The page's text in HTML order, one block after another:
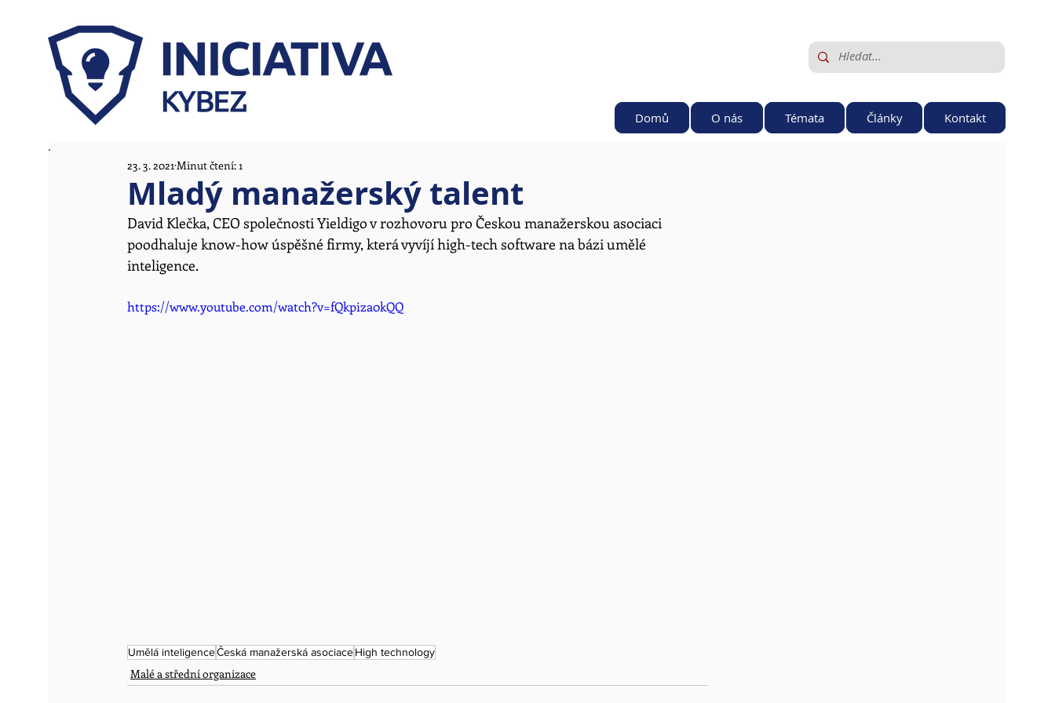
Domů O nás Témata Články Kontakt
Mladý manažerský talent
23. 3. 2021Minut čtení: 1
David Klečka, CEO společnosti Yieldigov rozhovoru pro Českou manažerskou asociaci
poodhaluje know-how úspěšné firmy, která vyvíjí high-tech software na bázi umělé
inteligence.
https://www.youtube.com/watch?v=fQkpiza0kQQ
Umělá inteligenceČeská manažerská asociaceHigh technology
Malé a střední organizace